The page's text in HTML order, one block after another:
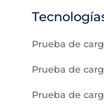
Prueba de
Prueba de
Prueba de